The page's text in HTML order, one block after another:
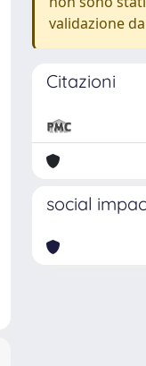
validazione
Citazioni
social